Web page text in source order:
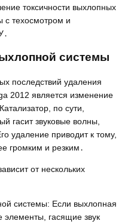
токсичности выхлопных
с техосмотром и
системы
последствий удаления
2012 является изменение
по сути,
гасит звуковые волны,
удаление приводит к тому,
громким и резким․
от нескольких
системы: Если выхлопная
элементы, гасящие звук